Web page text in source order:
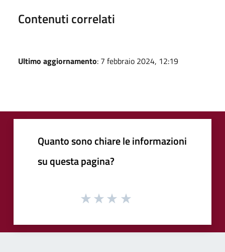
Contenuti correlati
Ultimo aggiornamento: 7 febbraio 2024, 12:19
Quanto sono chiare le informazioni
su questa pagina?